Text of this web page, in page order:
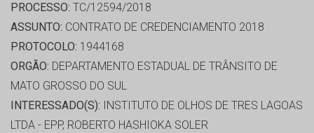
PROCESSO: TC/12594/2018
ASSUNTO: CONTRATO DE CREDENCIAMENTO 2018
PROTOCOLO: 1944168
ORGÃO: DEPARTAMENTO ESTADUAL DE TRÂNSITO DE
MATO GROSSO DO SUL
INTERESSADO(S): INSTITUTO DE OLHOS DE TRES LAGOAS
LTDA - EPP, ROBERTO HASHIOKA SOLER